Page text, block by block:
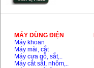
MÁY DÙNG ĐIỆN
Máy khoan
Máy mài, cắt
Máy cưa gỗ, sắt,..
Máy cắt sắt, nhôm,..